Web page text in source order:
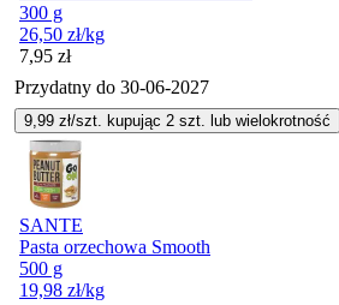
300 g
26,50 zł/kg
Cena
7,95 zł
Przydatny do 30-06-2027
9,99 zł/szt. kupując 2 szt. lub wielokrotność
SANTE
Pasta orzechowa Smooth
500 g
19,98 zł/kg